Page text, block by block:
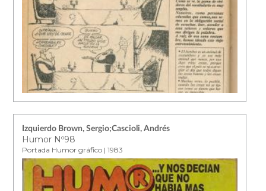
Izquierdo Brown, Sergio;Cascioli, Andrés
Humor Nº98
Portada Humor gráfico | 1983